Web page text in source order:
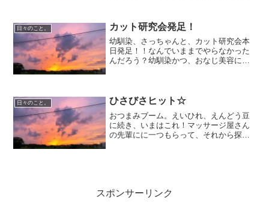
ぞいておうちで おせちとお雑煮。食べ
た後にすぐお着物はぬいじゃ...
日々のこと。 カット研究会発足！
幼馴染、さっちゃんと、カット研究会本
日発足！！なんでいままでやらなかった
んだろう？幼馴染かつ、おなじ美容に携
ぎていたと思う。そうじ...
日々のこと。 ひさびさヒット☆
おつまみブーム。えいひれ、えんどう豆
に続き、いまはこれ！マッサージ屋さん
の先輩にに一つもらって、それから探し
スポンサーリンク